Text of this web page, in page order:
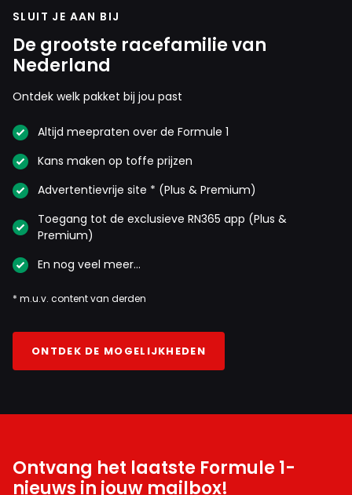
SLUIT JE AAN BIJ
De grootste racefamilie van
Nederland
Ontdek welk pakket bij jou past
Altijd meepraten over de Formule 1
Kans maken op toffe prijzen
Advertentievrije site * (Plus & Premium)
Toegang tot de exclusieve RN365 app (Plus &
Premium)
En nog veel meer…
* m.u.v. content van derden
ONTDEK DE MOGELIJKHEDEN
Ontvang het laatste Formule 1-
nieuws in jouw mailbox!